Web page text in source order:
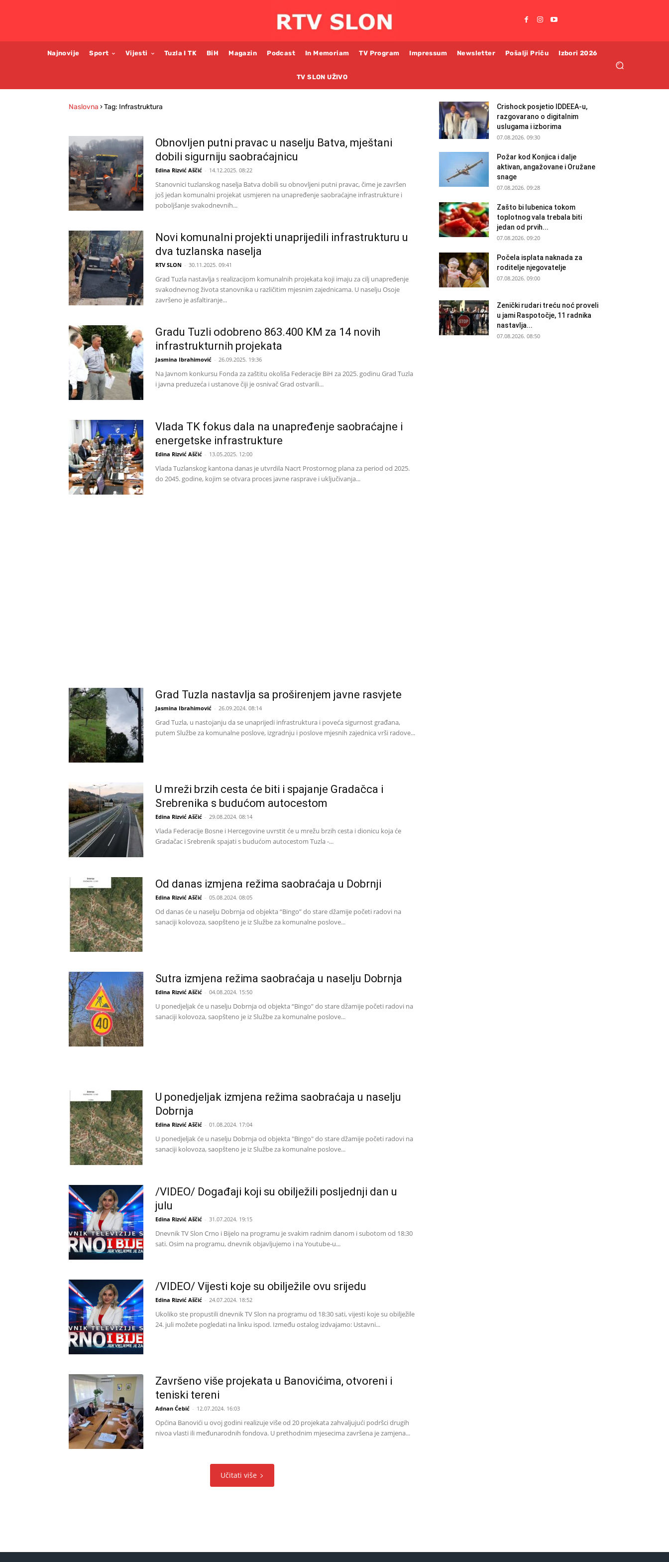
Najnovije Sport Vijesti Tuzla I TK BiH Magazin Podcast In Memoriam TV Program Impressum Newsletter Pošalji Priču Izbori 2026
TV SLON UŽIVO
Naslovna ›Tag: Infrastruktura
Obnovljen putni pravac u naselju Batva, mještani
dobili sigurniju saobraćajnicu
Edina Rizvić Aščić - 14.12.2025. 08:22
Stanovnici tuzlanskog naselja Batva dobili su obnovljeni putni pravac, čime je završen
još jedan komunalni projekat usmjeren na unapređenje saobraćajne infrastrukture i
poboljšanje svakodnevnih...
Novi komunalni projekti unaprijedili infrastrukturu u
dva tuzlanska naselja
RTV SLON - 30.11.2025. 09:41
Grad Tuzla nastavlja s realizacijom komunalnih projekata koji imaju za cilj unapređenje
svakodnevnog života stanovnika u različitim mjesnim zajednicama. U naselju Osoje
završeno je asfaltiranje...
Gradu Tuzli odobreno 863.400 KM za 14 novih
infrastrukturnih projekata
Jasmina Ibrahimović - 26.09.2025. 19:36
Na Javnom konkursu Fonda za zaštitu okoliša Federacije BiH za 2025. godinu Grad Tuzla
i javna preduzeća i ustanove čiji je osnivač Grad ostvarili...
Vlada TK fokus dala na unapređenje saobraćajne i
energetske infrastrukture
Edina Rizvić Aščić - 13.05.2025. 12:00
Vlada Tuzlanskog kantona danas je utvrdila Nacrt Prostornog plana za period od 2025.
do 2045. godine, kojim se otvara proces javne rasprave i uključivanja...
Grad Tuzla nastavlja sa proširenjem javne rasvjete
Jasmina Ibrahimović - 26.09.2024. 08:14
Grad Tuzla, u nastojanju da se unaprijedi infrastruktura i poveća sigurnost građana,
putem Službe za komunalne poslove, izgradnju i poslove mjesnih zajednica vrši radove...
U mreži brzih cesta će biti i spajanje Gradačca i
Srebrenika s budućom autocestom
Edina Rizvić Aščić - 29.08.2024. 08:14
Vlada Federacije Bosne i Hercegovine uvrstit će u mrežu brzih cesta i dionicu koja će
Gradačac i Srebrenik spajati s budućom autocestom Tuzla -...
Od danas izmjena režima saobraćaja u Dobrnji
Edina Rizvić Aščić - 05.08.2024. 08:05
Od danas će u naselju Dobrnja od objekta “Bingo” do stare džamije početi radovi na
sanaciji kolovoza, saopšteno je iz Službe za komunalne poslove...
Sutra izmjena režima saobraćaja u naselju Dobrnja
Edina Rizvić Aščić - 04.08.2024. 15:50
U ponedjeljak će u naselju Dobrnja od objekta “Bingo” do stare džamije početi radovi na
sanaciji kolovoza, saopšteno je iz Službe za komunalne poslove...
U ponedjeljak izmjena režima saobraćaja u naselju
Dobrnja
Edina Rizvić Aščić - 01.08.2024. 17:04
U ponedjeljak će u naselju Dobrnja od objekta "Bingo" do stare džamije početi radovi na
sanaciji kolovoza, saopšteno je iz Službe za komunalne poslove...
/VIDEO/ Događaji koji su obilježili posljednji dan u
julu
Edina Rizvić Aščić - 31.07.2024. 19:15
Dnevnik TV Slon Crno i Bijelo na programu je svakim radnim danom i subotom od 18:30
sati. Osim na programu, dnevnik objavljujemo i na Youtube-u...
/VIDEO/ Vijesti koje su obilježile ovu srijedu
Edina Rizvić Aščić - 24.07.2024. 18:52
Ukoliko ste propustili dnevnik TV Slon na programu od 18:30 sati, vijesti koje su obilježile
24. juli možete pogledati na linku ispod. Između ostalog izdvajamo: Ustavni...
Završeno više projekata u Banovićima, otvoreni i
teniski tereni
Adnan Ćebić - 12.07.2024. 16:03
Općina Banovići u ovoj godini realizuje više od 20 projekata zahvaljujući podršci drugih
nivoa vlasti ili međunarodnih fondova. U prethodnim mjesecima završena je zamjena...
Učitati više
Crishock posjetio IDDEEA-u,
razgovarano o digitalnim
uslugama i izborima
07.08.2026. 09:30
Požar kod Konjica i dalje
aktivan, angažovane i Oružane
snage
07.08.2026. 09:28
Zašto bi lubenica tokom
toplotnog vala trebala biti
jedan od prvih...
07.08.2026. 09:20
Počela isplata naknada za
roditelje njegovatelje
07.08.2026. 09:00
Zenički rudari treću noć proveli
u jami Raspotočje, 11 radnika
nastavlja...
07.08.2026. 08:50